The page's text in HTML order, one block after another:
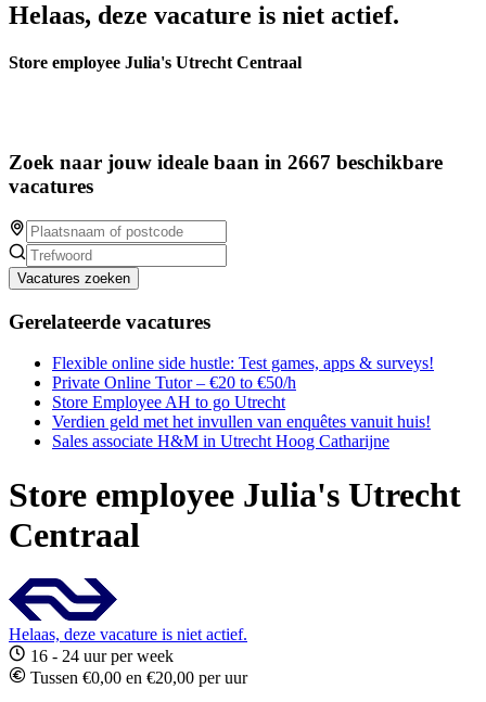
Helaas, deze vacature is niet actief.
Store employee Julia's Utrecht Centraal
Zoek naar jouw ideale baan in 2667 beschikbare
vacatures
Vacatures zoeken
Gerelateerde vacatures
Flexible online side hustle: Test games, apps & surveys!
Private Online Tutor – €20 to €50/h
Store Employee AH to go Utrecht
Verdien geld met het invullen van enquêtes vanuit huis!
Sales associate H&M in Utrecht Hoog Catharijne
Store employee Julia's Utrecht
Centraal
Helaas, deze vacature is niet actief.
16 - 24 uur per week
Tussen €0,00 en €20,00 per uur